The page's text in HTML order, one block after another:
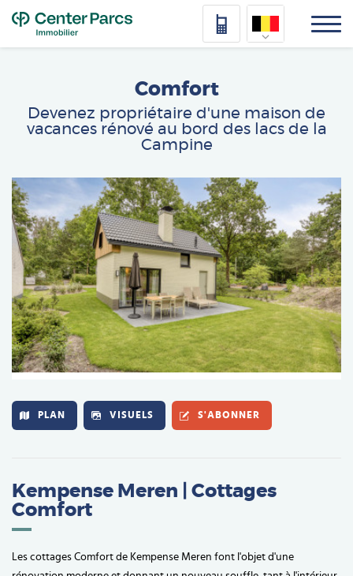
Français
Comfort
Devenez propriétaire d'une maison de
vacances rénové au bord des lacs de la
Campine
Afbeelding
PLAN VISUELS S'ABONNER
Kempense Meren | Cottages
Comfort
Les cottages Comfort de Kempense Meren font l'objet d'une